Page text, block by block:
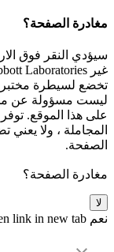
مغادرة الصفحة؟
سيؤدي النقر فوق
تخضع لسيطرة
ليست مسؤولة عن
على هذا الموقع.
المجاملة ، ولا
الصفحة.
مغادرة الصفحة؟
لا
نعم link in new tab